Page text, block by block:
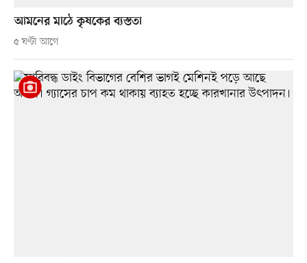
আমনের মাঠে কৃষকের ব্যস্ততা
৫ ঘণ্টা আগে